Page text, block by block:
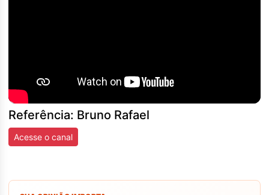
Referência: Bruno Rafael
Acesse o canal